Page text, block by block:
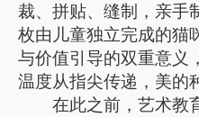
裁、拼贴、缝制，亲手
枚由儿童独立完成的猫
与价值引导的双重意义
温度从指尖传递，美的
在此之前，艺术教